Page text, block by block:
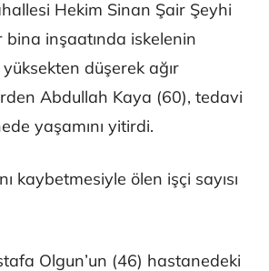
Hekim Sinan Şair Şeyhi
bina inşaatında iskelenin
düşerek ağır
Abdullah Kaya (60), tedavi
yaşamını yitirdi.
kaybetmesiyle ölen işçi sayısı
Olgun’un (46) hastanedeki